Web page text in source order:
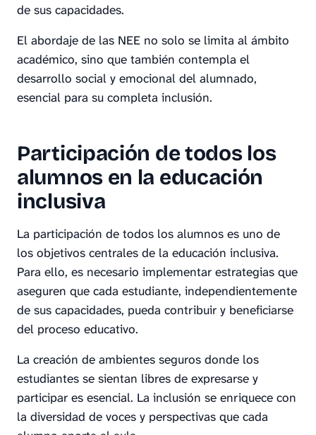
de sus capacidades.
El abordaje de las NEE no solo se limita al ámbito
académico, sino que también contempla el
desarrollo social y emocional del alumnado,
esencial para su completa inclusión.
Participación de todos los
alumnos en la educación
inclusiva
La participación de todos los alumnos es uno de
los objetivos centrales de la educación inclusiva.
Para ello, es necesario implementar estrategias que
aseguren que cada estudiante, independientemente
de sus capacidades, pueda contribuir y beneficiarse
del proceso educativo.
La creación de ambientes seguros donde los
estudiantes se sientan libres de expresarse y
participar es esencial. La inclusión se enriquece con
la diversidad de voces y perspectivas que cada